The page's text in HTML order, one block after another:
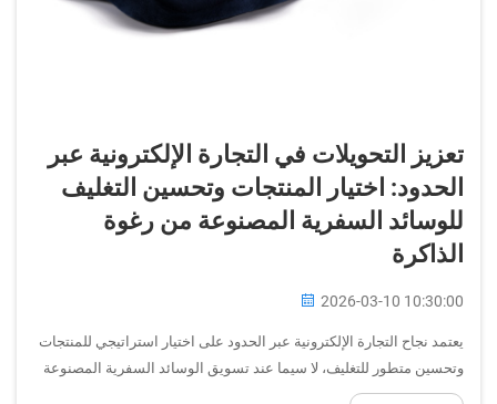
تعزيز التحويلات في التجارة الإلكترونية عبر
الحدود: اختيار المنتجات وتحسين التغليف
للوسائد السفرية المصنوعة من رغوة
الذاكرة
2026-03-10 10:30:00
يعتمد نجاح التجارة الإلكترونية عبر الحدود على اختيار استراتيجي للمنتجات
وتحسين متطور للتغليف، لا سيما عند تسويق الوسائد السفرية المصنوعة
من رغوة الذاكرة للمستهلكين الدوليين. ويستمر سوق إكسسوارات السفر